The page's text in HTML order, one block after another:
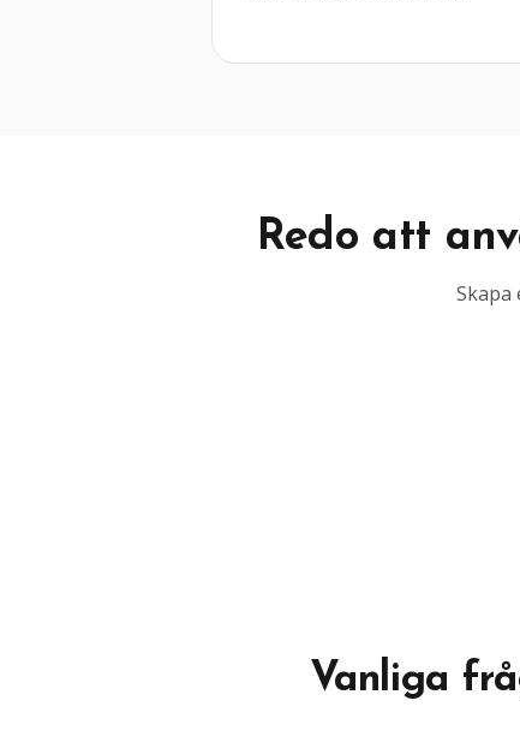
Redo att
Vanliga